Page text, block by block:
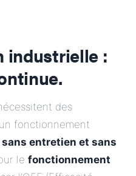
industrielle :
des
fonctionnement
sans entretien et sans
le fonctionnement